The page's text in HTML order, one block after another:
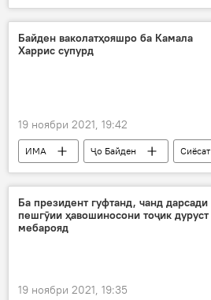
Турсунзода
захми корд
Байден ваколатҳояшро ба Камала
Харрис супурд
19 ноябри 2021, 19:42
ИМА Ҷо Байден Сиёсат
Ба президент гуфтанд, чанд дарсади
пешгӯии ҳавошиносони тоҷик дуруст
мебарояд
19 ноябри 2021, 19:35